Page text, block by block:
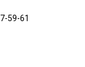
59-61